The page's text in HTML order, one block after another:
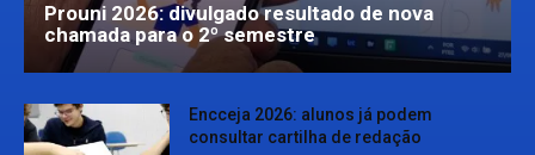
Prouni 2026: divulgado resultado de nova
chamada para o 2º semestre
Encceja 2026: alunos já podem
consultar cartilha de redação